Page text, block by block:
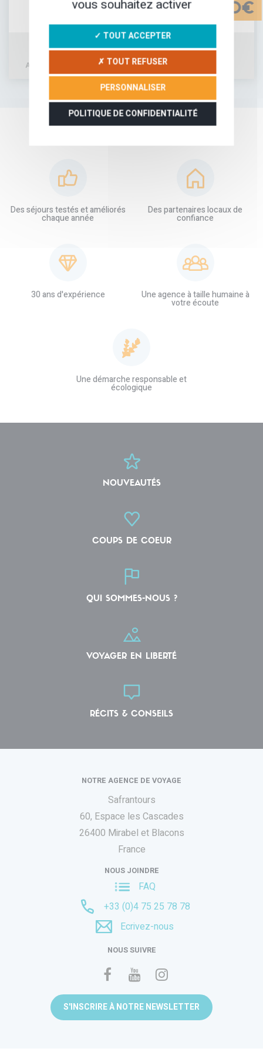
370€
AJOUTER À MA SÉLECTION DÉTAIL DU SÉJOUR
Des séjours testés et améliorés
chaque année
Des partenaires locaux de
confiance
30 ans d'expérience Une agence à taille humaine à
votre écoute
Une démarche responsable et
écologique
NOUVEAUTÉS
COUPS DE COEUR
QUI SOMMES-NOUS ?
VOYAGER EN LIBERTÉ
RÉCITS & CONSEILS
NOTRE AGENCE DE VOYAGE
Safrantours
60, Espace les Cascades
26400 Mirabel et Blacons
France
NOUS JOINDRE
FAQ
+33 (0)4 75 25 78 78
Ecrivez-nous
NOUS SUIVRE
S'INSCRIRE À NOTRE NEWSLETTER
vous souhaitez activer
✓ TOUT ACCEPTER
✗ TOUT REFUSER
PERSONNALISER
POLITIQUE DE CONFIDENTIALITÉ